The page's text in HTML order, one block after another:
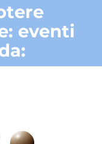
eventi